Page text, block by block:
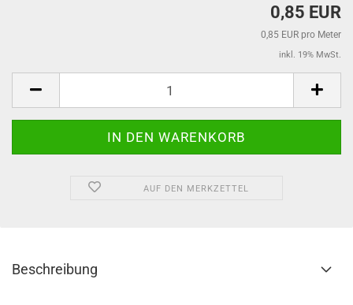
0,85 EUR
0,85 EUR pro Meter
inkl. 19% MwSt.
AUF DEN MERKZETTEL
Beschreibung